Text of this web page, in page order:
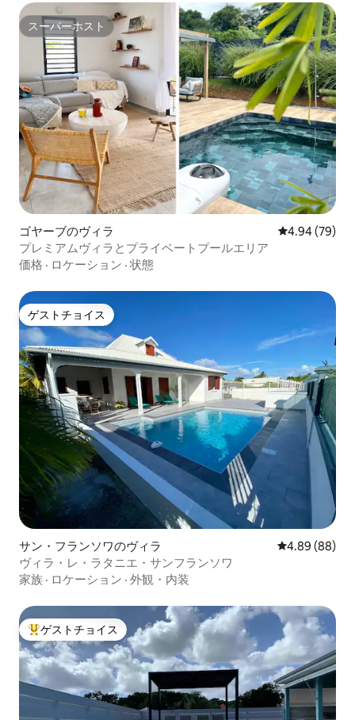
スーパーホスト
スーパーホスト
ゴヤーブのヴィラ レビュー79
4.94 (79)
プレミアムヴィラとプライベートプールエリア
価格 · ロケーション · 状態
ゲストチョイス
ゲストチョイス
サン・フランソワのヴィラ レビュー88件
4.89 (88)
ヴィラ・レ・ラタニエ・サンフランソワ
家族 · ロケーション · 外観・内装
大好評のゲストチョイスです。
ゲストチョイス